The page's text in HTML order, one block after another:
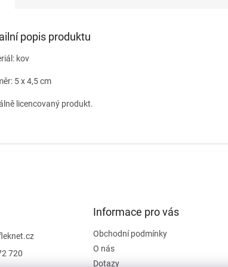
popis produktu
kov
5 x 4,5 cm
licencovaný produkt.
720
Informace pro vás
Obchodní podmínky
O nás
Dotazy